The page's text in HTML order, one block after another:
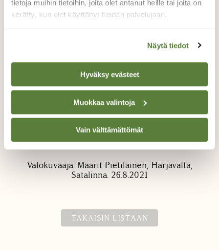
tietoja muihin tietoihin, joita olet antanut heille tai joita on
kerätty, kun olet käyttänyt heidän palvelujaan.
Näytä tiedot
Hyväksy evästeet
Muokkaa valintoja
Vain välttämättömät
Hauska väriyts toukalla.
Minkä toukka on kyseessä?
Tämä toukka kulkeutui mukanani miltei kotiin
Harjavallan lenkiltä. Se killui kuin
"seittilangassa".
Valokuvaaja: Maarit Pietiläinen, Harjavalta,
Satalinna. 26.8.2021
TAKAISIN LISTAAN